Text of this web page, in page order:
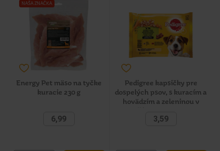
NAŠA ZNAČKA
Energy Pet mäso na tyčke
kuracie 230 g
6,99
Pedigree kapsičky pre
dospelých psov, s kuracím a
hovädzím a zeleninou v
3,59